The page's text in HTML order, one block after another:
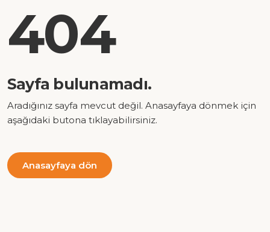
404
Sayfa bulunamadı.
Aradığınız sayfa mevcut değil. Anasayfaya dönmek için
aşağıdaki butona tıklayabilirsiniz.
Anasayfaya dön